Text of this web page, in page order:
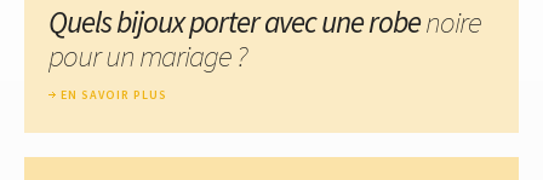
Quels bijoux porter avec une robenoire
pour un mariage ?
EN SAVOIR PLUS